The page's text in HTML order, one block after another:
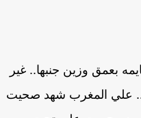
بعمق وزين جنبها.. غير
المغرب شهد صحيت